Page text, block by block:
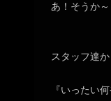
あ！そうか～
スタッフ達
『いったい